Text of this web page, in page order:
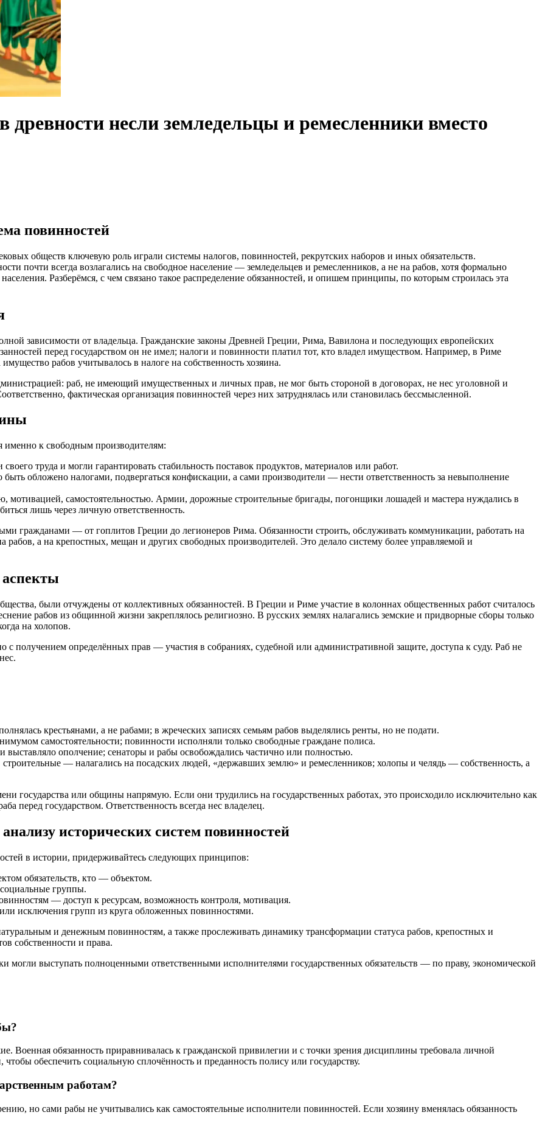
несли земледельцы и ремесленники вместо
повинностей
обществ ключевую роль играли системы налогов, повинностей, рекрутских наборов и иных обязательств.
почти всегда возлагались на свободное население — земледельцев и ремесленников, а не на рабов, хотя формально
Разберёмся, с чем связано такое распределение обязанностей, и опишем принципы, по которым строилась эта
зависимости от владельца. Гражданские законы Древней Греции, Рима, Вавилона и последующих европейских
перед государством он не имел; налоги и повинности платил тот, кто владел имуществом. Например, в Риме
рабов учитывалось в налоге на собственность хозяина.
раб, не имеющий имущественных и личных прав, не мог быть стороной в договорах, не нес уголовной и
фактическая организация повинностей через них затруднялась или становилась бессмысленной.
именно к свободным производителям:
труда и могли гарантировать стабильность поставок продуктов, материалов или работ.
обложено налогами, подвергаться конфискации, а сами производители — нести ответственность за невыполнение
мотивацией, самостоятельностью. Армии, дорожные строительные бригады, погонщики лошадей и мастера нуждались в
лишь через личную ответственность.
гражданами — от гоплитов Греции до легионеров Рима. Обязанности строить, обслуживать коммуникации, работать на
а на крепостных, мещан и других свободных производителей. Это делало систему более управляемой и
были отчуждены от коллективных обязанностей. В Греции и Риме участие в колоннах общественных работ считалось
рабов из общинной жизни закреплялось религиозно. В русских землях налагались земские и придворные сборы только
на холопов.
с получением определённых прав — участия в собраниях, судебной или административной защите, доступа к суду. Раб не
крестьянами, а не рабами; в жреческих записях семьям рабов выделялись ренты, но не подати.
самостоятельности; повинности исполняли только свободные граждане полиса.
выставляло ополчение; сенаторы и рабы освобождались частично или полностью.
— налагались на посадских людей, «державших землю» и ремесленников; холопы и челядь — собственность, а
государства или общины напрямую. Если они трудились на государственных работах, это происходило исключительно как
перед государством. Ответственность всегда нес владелец.
исторических систем повинностей
в истории, придерживайтесь следующих принципов:
обязательств, кто — объектом.
группы.
— доступ к ресурсам, возможность контроля, мотивация.
исключения групп из круга обложенных повинностями.
и денежным повинностям, а также прослеживать динамику трансформации статуса рабов, крепостных и
собственности и права.
могли выступать полноценными ответственными исполнителями государственных обязательств — по праву, экономической
Военная обязанность приравнивалась к гражданской привилегии и с точки зрения дисциплины требовала личной
обеспечить социальную сплочённость и преданность полису или государству.
работам?
но сами рабы не учитывались как самостоятельные исполнители повинностей. Если хозяину вменялась обязанность